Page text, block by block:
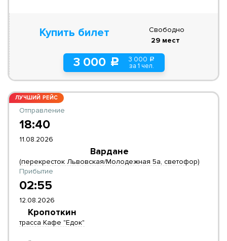
Купить билет
3 000 c 3 000 a
за 1 чел.
Свободно
29 мест
ЛУЧШИЙ РЕЙС
Отправление
18:40
11.08.2026
Вардане
(перекресток Львовская/Молодежная 5а, светофор)
Прибытие
02:55
12.08.2026
Кропоткин
трасса Кафе "Едок"